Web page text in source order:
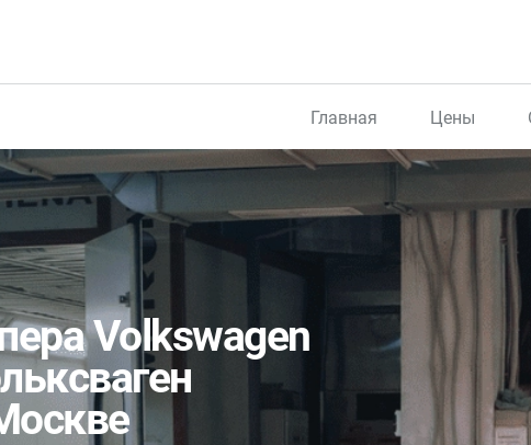
Главная Цены
Volkswagen